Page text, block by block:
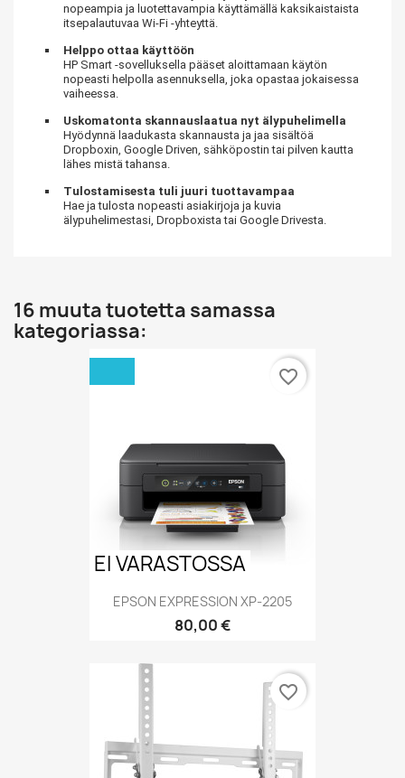
nopeampia ja luotettavampia käyttämällä kaksikaistaista
itsepalautuvaa Wi-Fi -yhteyttä.
Helppo ottaa käyttöön
HP Smart -sovelluksella pääset aloittamaan käytön
nopeasti helpolla asennuksella, joka opastaa jokaisessa
vaiheessa.
Uskomatonta skannauslaatua nyt älypuhelimella
Hyödynnä laadukasta skannausta ja jaa sisältöä
Dropboxin, Google Driven, sähköpostin tai pilven kautta
lähes mistä tahansa.
Tulostamisesta tuli juuri tuottavampaa
Hae ja tulosta nopeasti asiakirjoja ja kuvia
älypuhelimestasi, Dropboxista tai Google Drivesta.
16 muuta tuotetta samassa
kategoriassa:
EI VARASTOSSA
EPSON EXPRESSION XP-2205
Hinta
80,00 €
favorite_border
favorite_border